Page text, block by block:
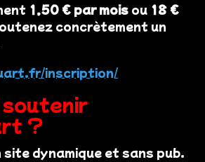
1,50 € par mois ou 18 €
concrètement un
inscription/
?
site dynamique et sans pub.